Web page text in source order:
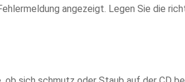
angezeigt. Legen Sie die